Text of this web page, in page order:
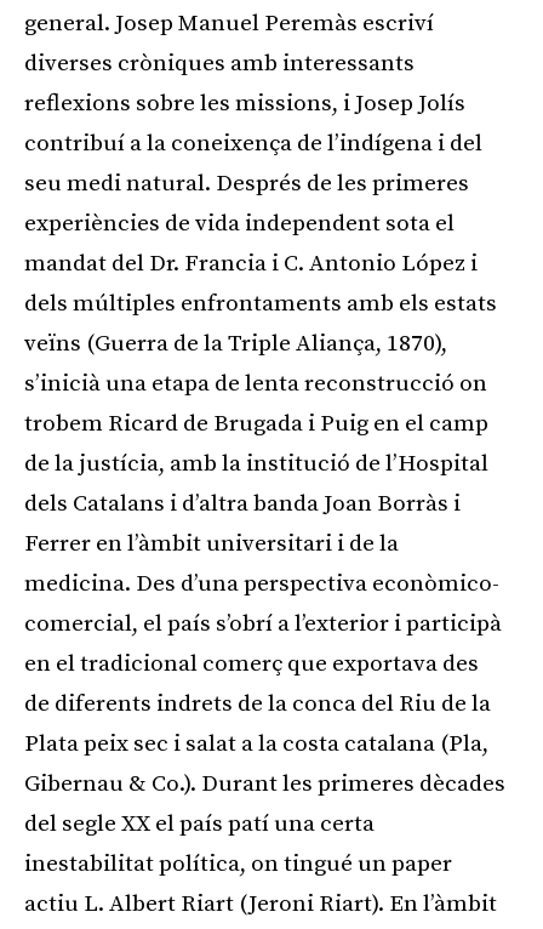
general. Josep Manuel Peremàs escriví
diverses cròniques amb interessants
reflexions sobre les missions, i Josep Jolís
contribuí a la coneixença de l’indígena i del
seu medi natural. Després de les primeres
experiències de vida independent sota el
mandat del Dr. Francia i C. Antonio López i
dels múltiples enfrontaments amb els estats
veïns (Guerra de la Triple Aliança, 1870),
s’inicià una etapa de lenta reconstrucció on
trobem Ricard de Brugada i Puig en el camp
de la justícia, amb la institució de l’Hospital
dels Catalans i d’altra banda Joan Borràs i
Ferrer en l’àmbit universitari i de la
medicina. Des d’una perspectiva econòmico-
comercial, el país s’obrí a l’exterior i participà
en el tradicional comerç que exportava des
de diferents indrets de la conca del Riu de la
Plata peix sec i salat a la costa catalana (Pla,
Gibernau & Co.). Durant les primeres dècades
del segle XX el país patí una certa
inestabilitat política, on tingué un paper
actiu L. Albert Riart (Jeroni Riart). En l’àmbit